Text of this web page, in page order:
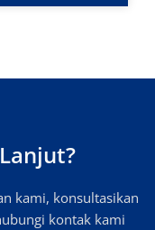
kami, konsultasikan
kontak kami